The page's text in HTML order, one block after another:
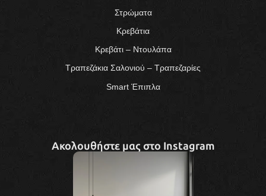
Στρώματα
Κρεβάτια
Κρεβάτι – Ντουλάπα
Τραπεζάκια Σαλονιού – Τραπεζαρίες
Smart Έπιπλα
Ακολουθήστε μας στο Instagram